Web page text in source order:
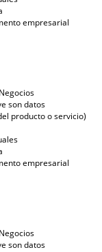
empresarial
son datos
producto o servicio)
empresarial
son datos